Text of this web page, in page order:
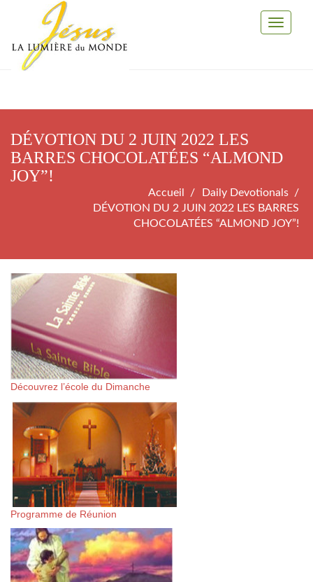
Toggle
DÉVOTION DU 2 JUIN 2022 LES
BARRES CHOCOLATÉES “ALMOND
JOY”!
Accueil
Daily Devotionals
DÉVOTION DU 2 JUIN 2022 LES BARRES
CHOCOLATÉES “ALMOND JOY”!
Découvrez l’école du Dimanche
Programme de Réunion